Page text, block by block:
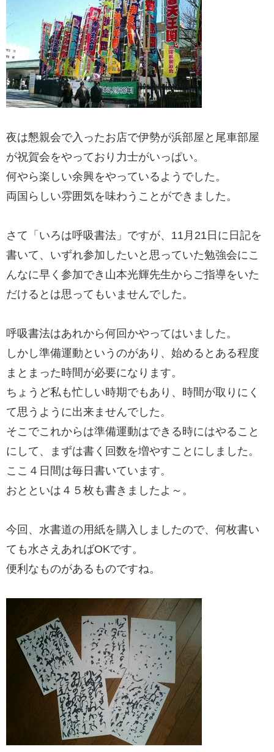
夜は懇親会で入ったお店で伊勢が浜部屋と尾車部屋
が祝賀会をやっており力士がいっぱい。
何やら楽しい余興をやっているようでした。
両国らしい雰囲気を味わうことができました。
さて「いろは呼吸書法」ですが、11月21日に日記を
書いて、いずれ参加したいと思っていた勉強会にこ
んなに早く参加でき山本光輝先生からご指導をいた
だけるとは思ってもいませんでした。
呼吸書法はあれから何回かやってはいました。
しかし準備運動というのがあり、始めるとある程度
まとまった時間が必要になります。
ちょうど私も忙しい時期でもあり、時間が取りにく
て思うように出来ませんでした。
そこでこれからは準備運動はできる時にはやること
にして、まずは書く回数を増やすことにしました。
ここ４日間は毎日書いています。
おとといは４５枚も書きましたよ～。
今回、水書道の用紙を購入しましたので、何枚書い
ても水さえあればOKです。
便利なものがあるものですね。